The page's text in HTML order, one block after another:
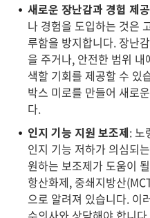
새로운 장난감과 경험 제공
나 경험을 도입하는 것은
루함을 방지합니다. 장난
을 주거나, 안전한 범위
색할 기회를 제공할 수 있
박스 미로를 만들어 새로
다.
인지 기능 지원 보조제: 노
인지 기능 저하가 의심되
원하는 보조제가 도움이
항산화제, 중쇄지방산
으로 알려져 있습니다. 이